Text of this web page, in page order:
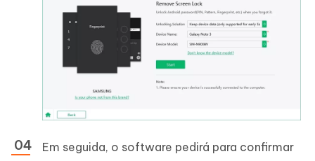
Em seguida, o software pedirá para confirmar